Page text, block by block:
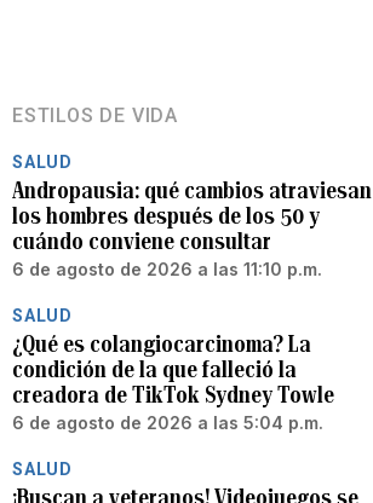
ESTILOS DE VIDA
SALUD
Andropausia: qué cambios atraviesan
los hombres después de los 50 y
cuándo conviene consultar
6 de agosto de 2026 a las 11:10 p.m.
SALUD
¿Qué es colangiocarcinoma? La
condición de la que falleció la
creadora de TikTok Sydney Towle
6 de agosto de 2026 a las 5:04 p.m.
SALUD